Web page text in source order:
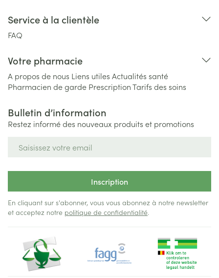
Service à la clientèle
FAQ
Votre pharmacie
A propos de nous Liens utiles Actualités santé
Pharmacien de garde PrescriptionTarifs des soins
Bulletin d’information
Restez informé des nouveaux produits et promotions
Inscription
En cliquant sur s'abonner, vous vous abonnez à notre newsletter
et acceptez notre politique de confidentialité.